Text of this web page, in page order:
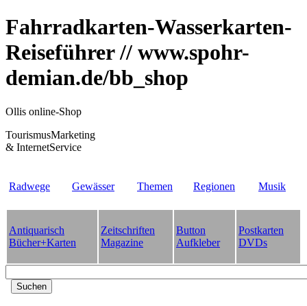
Fahrradkarten-Wasserkarten-
Reiseführer // www.spohr-
demian.de/bb_shop
Ollis online-Shop
TourismusMarketing
& InternetService
Radwege Gewässer Themen Regionen Musik
Antiquarisch
Bücher+Karten
Zeitschriften
Magazine
Button
Aufkleber
Postkarten
DVDs